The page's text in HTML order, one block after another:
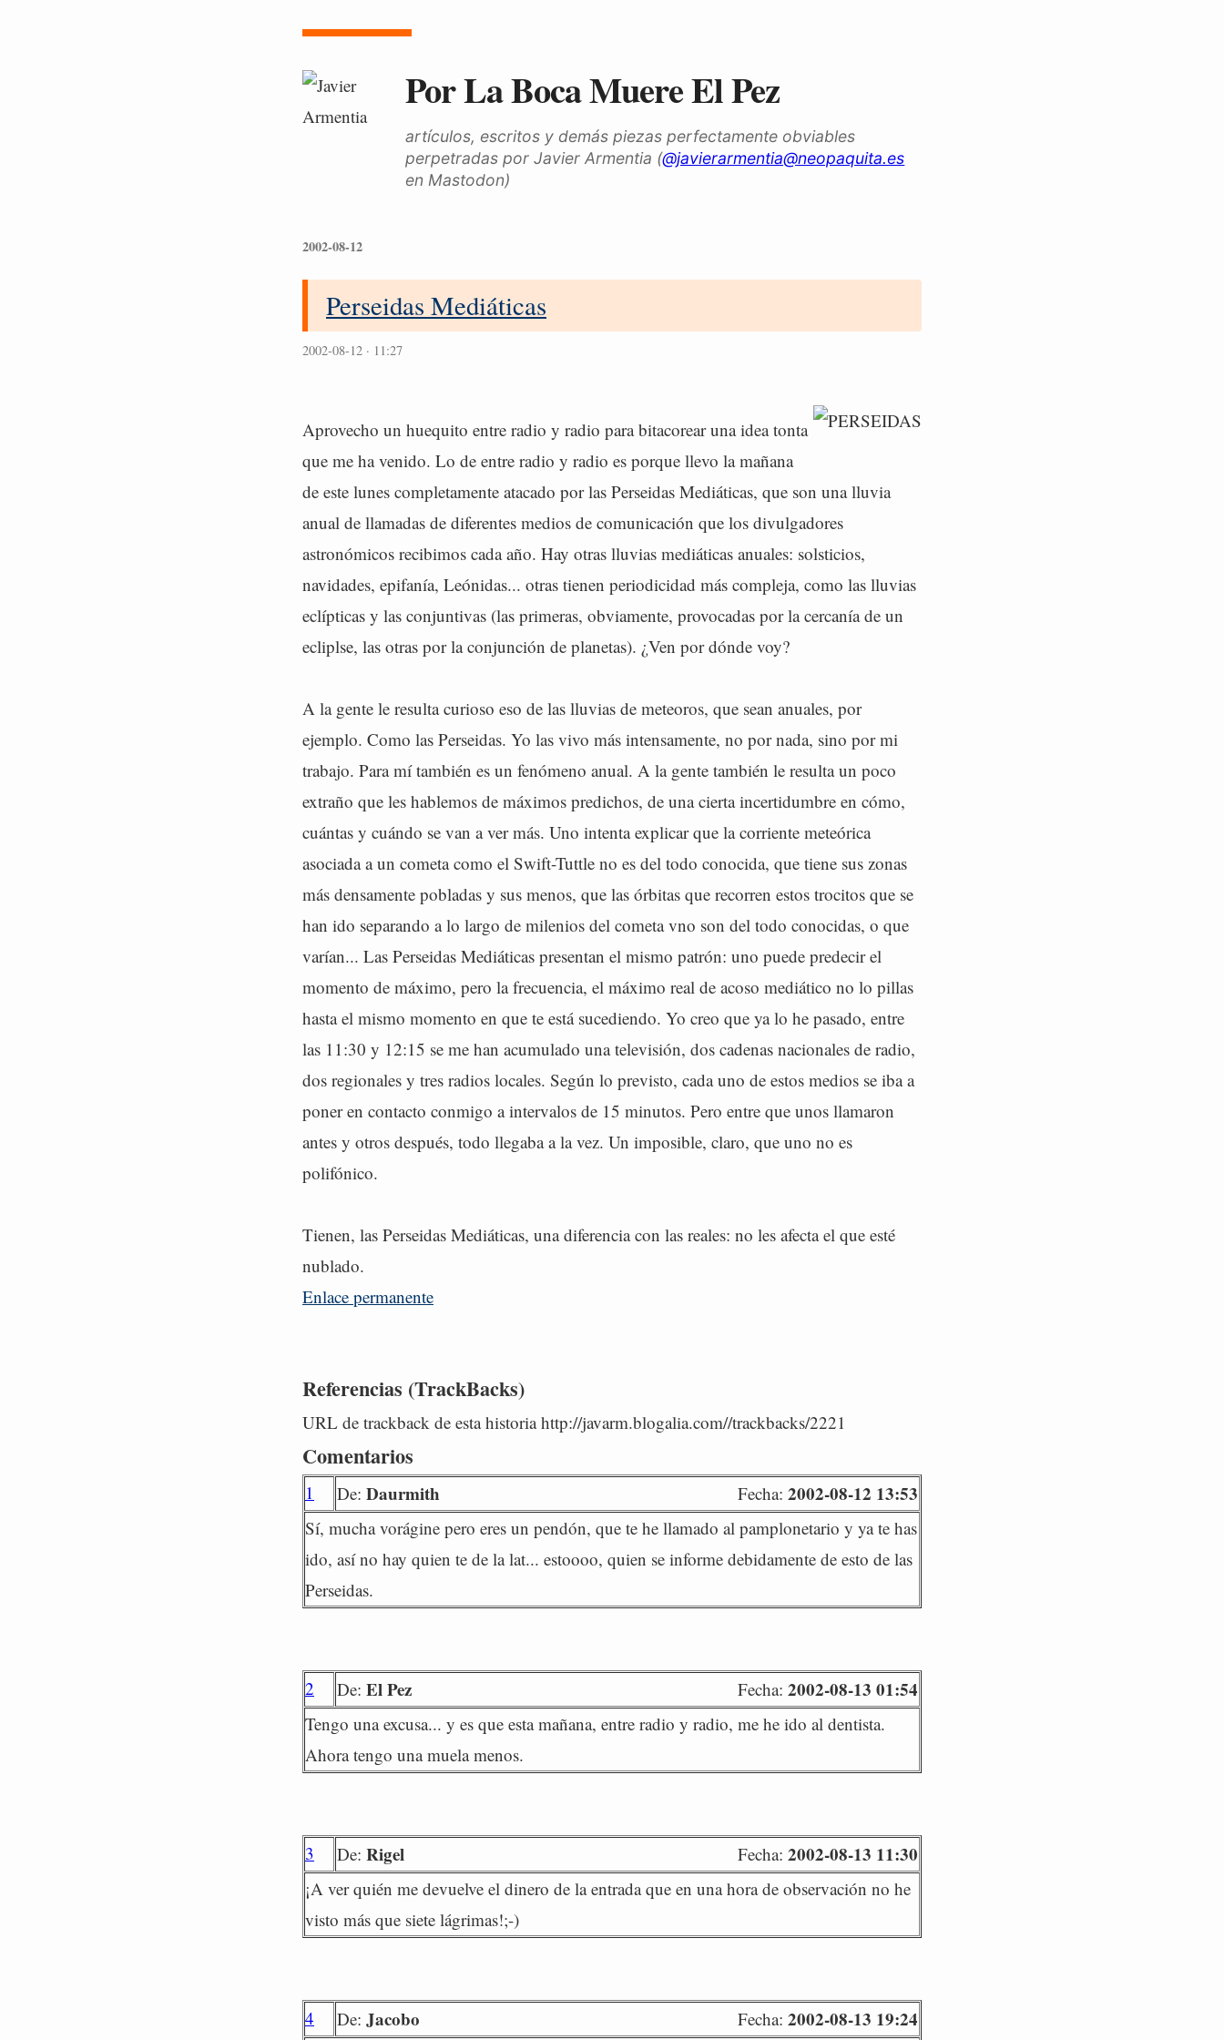
Por La Boca Muere El Pez
artículos, escritos y demás piezas perfectamente obviables
perpetradas por Javier Armentia (@javierarmentia@neopaquita.es
en Mastodon)
2002-08-12
Perseidas Mediáticas
2002-08-12 · 11:27
Aprovecho un huequito entre radio y radio para bitacorear una idea tonta
que me ha venido. Lo de entre radio y radio es porque llevo la mañana
de este lunes completamente atacado por las Perseidas Mediáticas, que son una lluvia
anual de llamadas de diferentes medios de comunicación que los divulgadores
astronómicos recibimos cada año. Hay otras lluvias mediáticas anuales: solsticios,
navidades, epifanía, Leónidas... otras tienen periodicidad más compleja, como las lluvias
eclípticas y las conjuntivas (las primeras, obviamente, provocadas por la cercanía de un
ecliplse, las otras por la conjunción de planetas). ¿Ven por dónde voy?
A la gente le resulta curioso eso de las lluvias de meteoros, que sean anuales, por
ejemplo. Como las Perseidas. Yo las vivo más intensamente, no por nada, sino por mi
trabajo. Para mí también es un fenómeno anual. A la gente también le resulta un poco
extraño que les hablemos de máximos predichos, de una cierta incertidumbre en cómo,
cuántas y cuándo se van a ver más. Uno intenta explicar que la corriente meteórica
asociada a un cometa como el Swift-Tuttle no es del todo conocida, que tiene sus zonas
más densamente pobladas y sus menos, que las órbitas que recorren estos trocitos que se
han ido separando a lo largo de milenios del cometa vno son del todo conocidas, o que
varían... Las Perseidas Mediáticas presentan el mismo patrón: uno puede predecir el
momento de máximo, pero la frecuencia, el máximo real de acoso mediático no lo pillas
hasta el mismo momento en que te está sucediendo. Yo creo que ya lo he pasado, entre
las 11:30 y 12:15 se me han acumulado una televisión, dos cadenas nacionales de radio,
dos regionales y tres radios locales. Según lo previsto, cada uno de estos medios se iba a
poner en contacto conmigo a intervalos de 15 minutos. Pero entre que unos llamaron
antes y otros después, todo llegaba a la vez. Un imposible, claro, que uno no es
polifónico.
Tienen, las Perseidas Mediáticas, una diferencia con las reales: no les afecta el que esté
nublado.
Enlace permanente
Referencias (TrackBacks)
URL de trackback de esta historia http://javarm.blogalia.com//trackbacks/2221
Comentarios
1 De: Daurmith Fecha: 2002-08-12 13:53
Sí, mucha vorágine pero eres un pendón, que te he llamado al pamplonetario y ya te has
ido, así no hay quien te de la lat... estoooo, quien se informe debidamente de esto de las
Perseidas.
2 De: El Pez Fecha: 2002-08-13 01:54
Tengo una excusa... y es que esta mañana, entre radio y radio, me he ido al dentista.
Ahora tengo una muela menos.
3 De: Rigel Fecha: 2002-08-13 11:30
¡A ver quién me devuelve el dinero de la entrada que en una hora de observación no he
visto más que siete lágrimas!;-)
4 De: Jacobo Fecha: 2002-08-13 19:24